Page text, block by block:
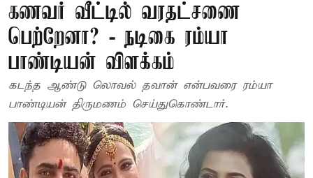
கணவர் வீட்டில் வரதட்சணை
பெற்றேனா? - நடிகை ரம்யா
பாண்டியன் விளக்கம்
கடந்த ஆண்டு லொவல் தவான் என்பவரை ரம்யா
பாண்டியன் திருமணம் செய்துகொண்டார்.